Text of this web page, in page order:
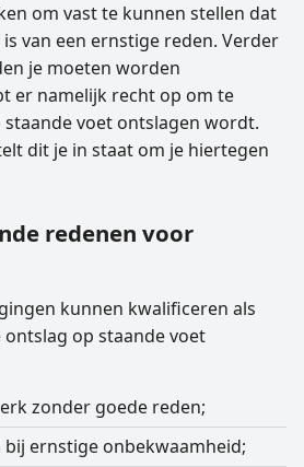
om vast te kunnen stellen dat
van een ernstige reden. Verder
je moeten worden
er namelijk recht op om te
voet ontslagen wordt.
dit je in staat om je hiertegen
redenen voor
kunnen kwalificeren als
op staande voet
zonder goede reden;
ernstige onbekwaamheid;